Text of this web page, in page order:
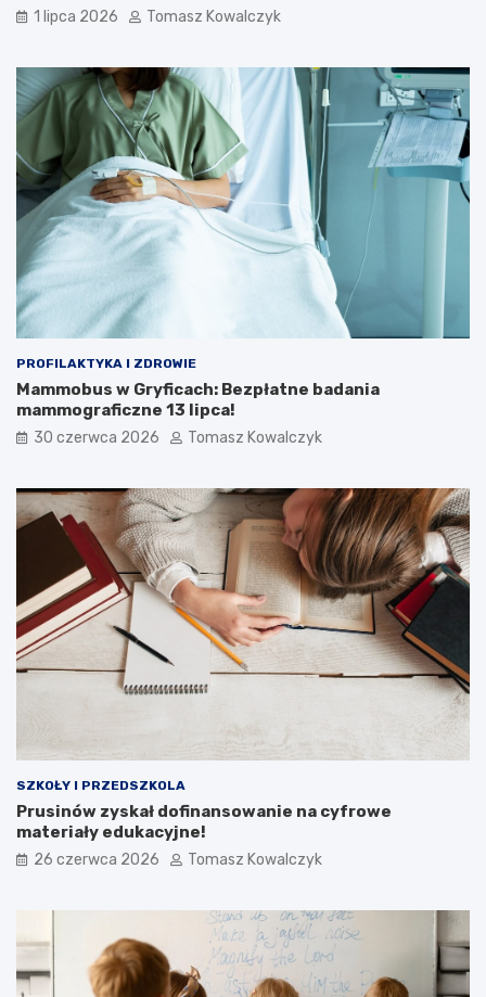
1 lipca 2026 Tomasz Kowalczyk
PROFILAKTYKA I ZDROWIE
Mammobus w Gryficach: Bezpłatne badania
mammograficzne 13 lipca!
30 czerwca 2026 Tomasz Kowalczyk
SZKOŁY I PRZEDSZKOLA
Prusinów zyskał dofinansowanie na cyfrowe
materiały edukacyjne!
26 czerwca 2026 Tomasz Kowalczyk